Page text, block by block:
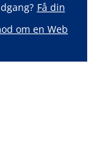
Få din
om en Web